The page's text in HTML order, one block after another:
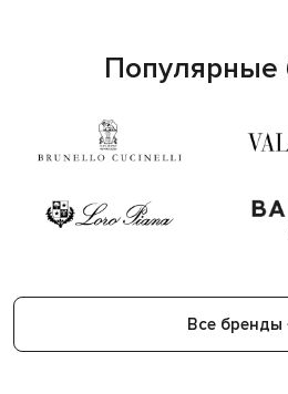
Популярные
Все бренды